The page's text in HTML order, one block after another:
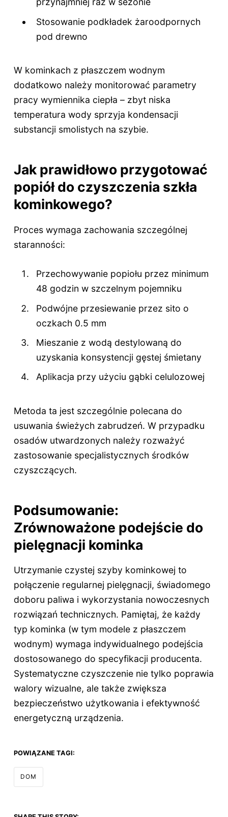
Stosowanie podkładek żaroodpornych
pod drewno
W kominkach z płaszczem wodnym
dodatkowo należy monitorować parametry
pracy wymiennika ciepła – zbyt niska
temperatura wody sprzyja kondensacji
substancji smolistych na szybie.
Jak prawidłowo przygotować
popiół do czyszczenia szkła
kominkowego?
Proces wymaga zachowania szczególnej
staranności:
Przechowywanie popiołu przez minimum
48 godzin w szczelnym pojemniku
Podwójne przesiewanie przez sito o
oczkach 0.5 mm
Mieszanie z wodą destylowaną do
uzyskania konsystencji gęstej śmietany
Aplikacja przy użyciu gąbki celulozowej
Metoda ta jest szczególnie polecana do
usuwania świeżych zabrudzeń. W przypadku
osadów utwardzonych należy rozważyć
zastosowanie specjalistycznych środków
czyszczących.
Podsumowanie:
Zrównoważone podejście do
pielęgnacji kominka
Utrzymanie czystej szyby kominkowej to
połączenie regularnej pielęgnacji, świadomego
doboru paliwa i wykorzystania nowoczesnych
rozwiązań technicznych. Pamiętaj, że każdy
typ kominka (w tym modele z płaszczem
wodnym) wymaga indywidualnego podejścia
dostosowanego do specyfikacji producenta.
Systematyczne czyszczenie nie tylko poprawia
walory wizualne, ale także zwiększa
bezpieczeństwo użytkowania i efektywność
energetyczną urządzenia.
POWIĄZANE TAGI:
DOM